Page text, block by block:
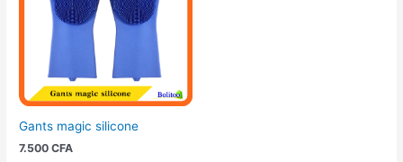
Gants magic silicone
7.500CFA